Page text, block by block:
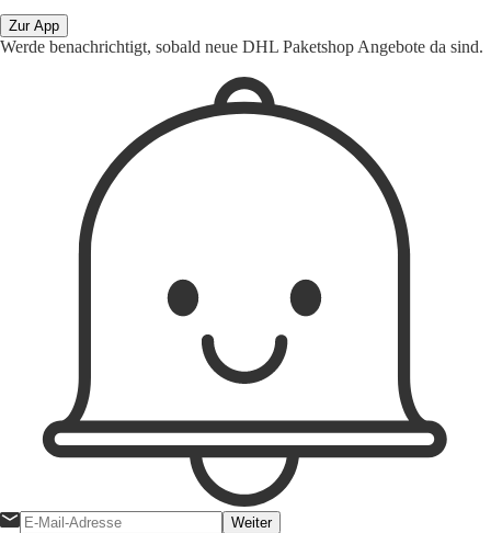
Zur App
Werde benachrichtigt, sobald neue DHL Paketshop Angebote da sind.
Weiter